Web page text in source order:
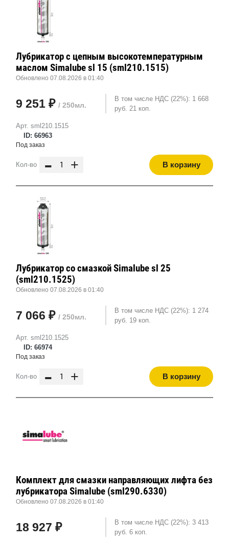
Арт. sml210.1515
ID: 66963
Лубрикатор с цепным высокотемпературным
маслом Simalube sl 15 (sml210.1515)
Обновлено 07.08.2026 в 01:40
9 251 ₽ / 250мл.
В том числе НДС (22%): 1 668
руб. 21 коп.
Под заказ
Кол-во - + В корзину
Арт. sml210.1525
ID: 66974
Лубрикатор со смазкой Simalube sl 25
(sml210.1525)
Обновлено 07.08.2026 в 01:40
7 066 ₽ / 250мл.
В том числе НДС (22%): 1 274
руб. 19 коп.
Под заказ
Кол-во - + В корзину
Комплект для смазки направляющих лифта без
лубрикатора Simalube (sml290.6330)
Обновлено 07.08.2026 в 01:40
18 927 ₽
В том числе НДС (22%): 3 413
руб. 6 коп.